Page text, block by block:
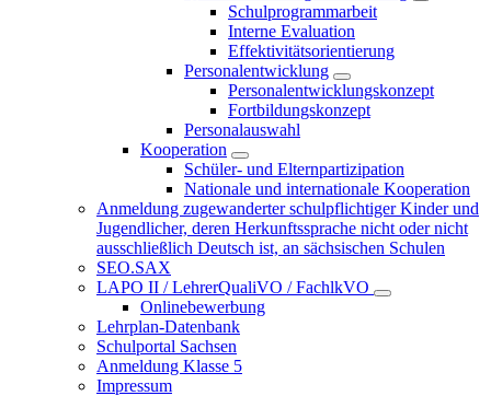
Schulprogrammarbeit
Interne Evaluation
Effektivitätsorientierung
Personalentwicklung
Personalentwicklungskonzept
Fortbildungskonzept
Personalauswahl
Kooperation
Schüler- und Elternpartizipation
Nationale und internationale Kooperation
Anmeldung zugewanderter schulpflichtiger Kinder und
Jugendlicher, deren Herkunftssprache nicht oder nicht
ausschließlich Deutsch ist, an sächsischen Schulen
SEO.SAX
LAPO II / LehrerQualiVO / FachlkVO
Onlinebewerbung
Lehrplan-Datenbank
Schulportal Sachsen
Anmeldung Klasse 5
Impressum